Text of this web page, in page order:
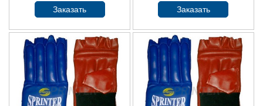
SPRINTER SPRINTER